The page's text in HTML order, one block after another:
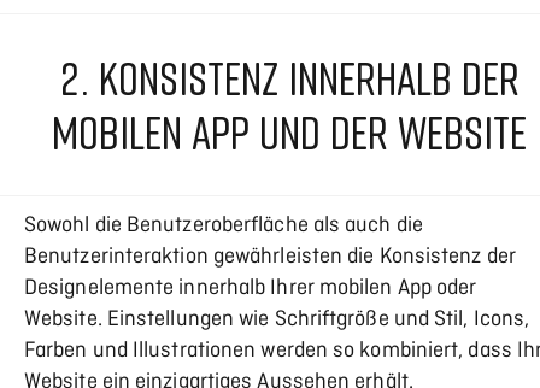
2. KONSISTENZ INNERHALB DER
MOBILEN APP UND DER WEBSITE
Sowohl die Benutzeroberfläche als auch die
Benutzerinteraktion gewährleisten die Konsistenz der
Designelemente innerhalb Ihrer mobilen App oder
Website. Einstellungen wie Schriftgröße und Stil, Icons,
Farben und Illustrationen werden so kombiniert, dass